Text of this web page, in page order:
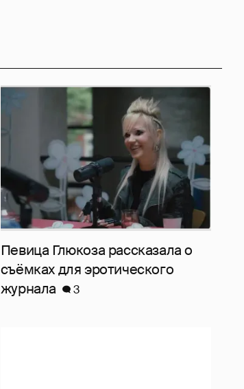
Певица Глюкоза рассказала о
съёмках для эротического
журнала
3